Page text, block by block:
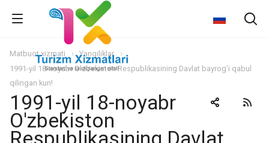
Matbuot xizmati
Yangiliklar
1991-yil 18-noyabr O'zbekiston Respublikasining Davlat bayrog'i qabul
qilingan kun!
1991-yil 18-noyabr
O'zbekiston
Respublikasining Davlat